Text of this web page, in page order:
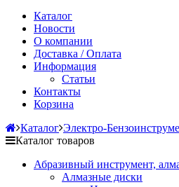
Каталог
Новости
О компании
Доставка / Оплата
Информация
Статьи
Контакты
Корзина
Каталог Электро-
Каталог товаров
Абразивный инструмент,
Алмазные диски